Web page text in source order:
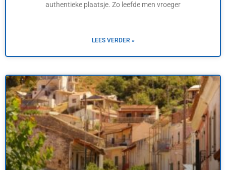
authentieke plaatsje. Zo leefde men vroeger
LEES VERDER »